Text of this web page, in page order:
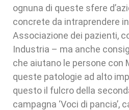
ognuna di queste sfere
concrete da intraprendere
Associazione dei pazienti,
Industria – ma anche
che aiutano le persone con
queste patologie ad alto
questo il fulcro della
campagna ‘Voci di pancia’,